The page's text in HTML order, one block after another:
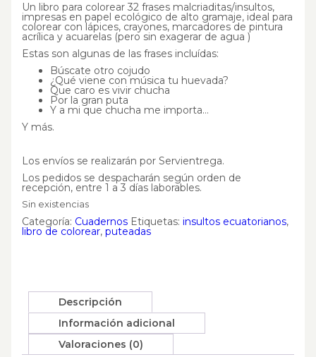
Un libro para colorear 32 frases malcriaditas/insultos,
impresas en papel ecológico de alto gramaje, ideal para
colorear con lápices, crayones, marcadores de pintura
acrílica y acuarelas (pero sin exagerar de agua )
Estas son algunas de las frases incluídas:
Búscate otro cojudo
¿Qué viene con música tu huevada?
Que caro es vivir chucha
Por la gran puta
Y a mi que chucha me importa…
Y más.
Los envíos se realizarán por Servientrega.
Los pedidos se despacharán según orden de
recepción, entre 1 a 3 días laborables.
Sin existencias
Categoría: Cuadernos Etiquetas: insultos ecuatorianos,
libro de colorear, puteadas
Descripción
Información adicional
Valoraciones (0)